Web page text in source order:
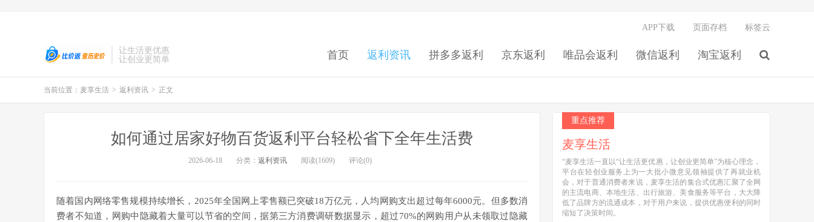
让生活更优惠
让创业更简单
首页 返利资讯 拼多多返利 京东返利 唯品会返利 微信返利 淘宝返利
APP下载 页面存档 标签云
当前位置： 麦享生活 > 返利资讯 > 正文
如何通过居家好物百货返利平台轻松省下全年生活费
2026-06-18 分类： 返利资讯 阅读(1609) 评论(0)
随着国内网络零售规模持续增长，2025年全国网上零售额已突破18万亿元，人均网购支出超过每年6000元。但多数消
费者不知道，网购中隐藏着大量可以节省的空间，据第三方消费调研数据显示，超过70%的网购用户从未领取过隐藏
重点推荐
麦享生活
“麦享生活一直以“让生活更优惠，让创业更简单”为核心理念，
平台在轻创业服务上为一大批小微意见领袖提供了再就业机
会，对于普通消费者来说，麦享生活的集合式优惠汇聚了全网
的主流电商、本地生活、出行旅游、美食服务等平台，大大降
低了品牌方的流通成本，对于用户来说，提供优惠便利的同时
缩短了决策时间。